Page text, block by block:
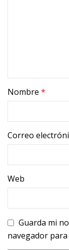
Nombre *
Correo
Web
Guarda mi
navegador